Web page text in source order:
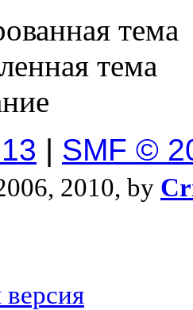
тема
тема
| SMF ©
2010, by